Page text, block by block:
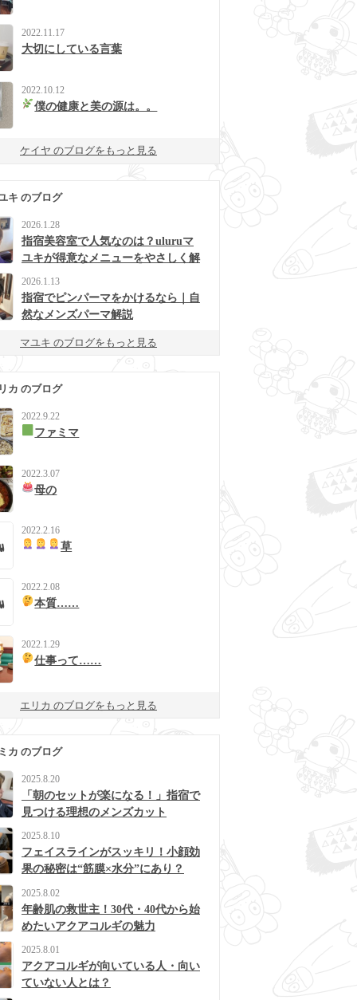
2022.11.17
大切にしている言葉
2022.10.12
僕の健康と美の源は。。
ケイヤ のブログをもっと見る
キ のブログ
2026.1.28
指宿美容室で人気なのは？uluruマ
ユキが得意なメニューをやさしく解
2026.1.13
指宿でピンパーマをかけるなら｜自
然なメンズパーマ解説
マユキ のブログをもっと見る
カ のブログ
2022.9.22
ファミマ
2022.3.07
母の
2022.2.16
草
2022.2.08
本質……
2022.1.29
仕事って……
エリカ のブログをもっと見る
カ のブログ
2025.8.20
「朝のセットが楽になる！」指宿で
見つける理想のメンズカット
2025.8.10
フェイスラインがスッキリ！小顔効
果の秘密は“筋膜×水分”にあり？
2025.8.02
年齢肌の救世主！30代・40代から始
めたいアクアコルギの魅力
2025.8.01
アクアコルギが向いている人・向い
ていない人とは？